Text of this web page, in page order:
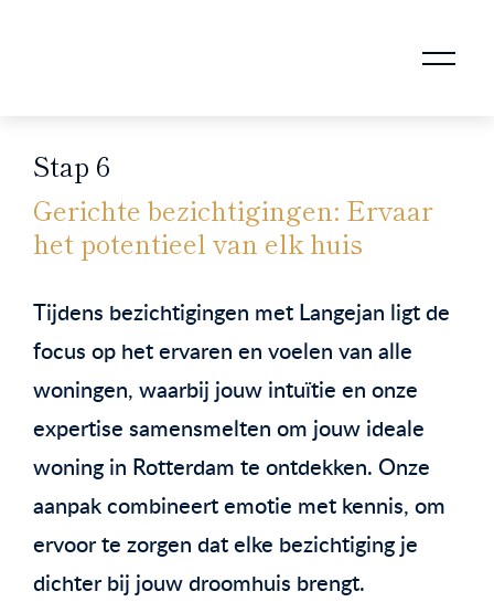
Stap 6
Gerichte bezichtigingen: Ervaar
het potentieel van elk huis
Tijdens bezichtigingen met Langejan ligt de
focus op het ervaren en voelen van alle
woningen, waarbij jouw intuïtie en onze
expertise samensmelten om jouw ideale
woning in Rotterdam te ontdekken. Onze
aanpak combineert emotie met kennis, om
ervoor te zorgen dat elke bezichtiging je
dichter bij jouw droomhuis brengt.